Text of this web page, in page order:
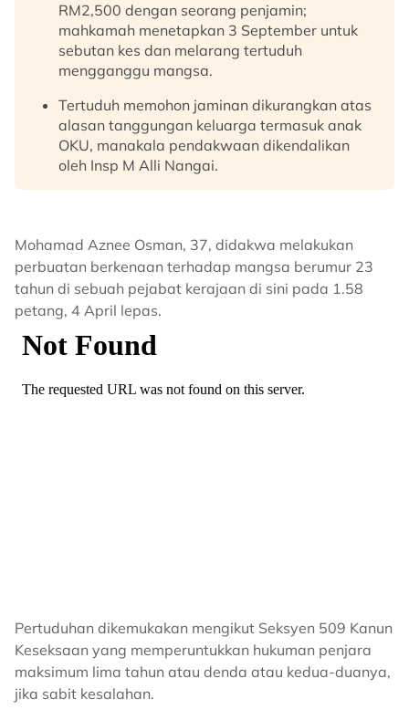
RM2,500 dengan seorang penjamin;
mahkamah menetapkan 3 September untuk
sebutan kes dan melarang tertuduh
mengganggu mangsa.
Tertuduh memohon jaminan dikurangkan atas
alasan tanggungan keluarga termasuk anak
OKU, manakala pendakwaan dikendalikan
oleh Insp M Alli Nangai.
Mohamad Aznee Osman, 37, didakwa melakukan
perbuatan berkenaan terhadap mangsa berumur 23
tahun di sebuah pejabat kerajaan di sini pada 1.58
petang, 4 April lepas.
Pertuduhan dikemukakan mengikut Seksyen 509 Kanun
Keseksaan yang memperuntukkan hukuman penjara
maksimum lima tahun atau denda atau kedua-duanya,
jika sabit kesalahan.